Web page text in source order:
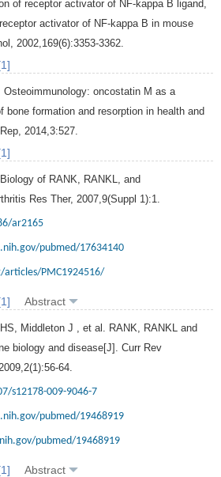
of receptor activator of NF-kappa B ligand,
activator of NF-kappa B in mouse
2002 169(6):3353-3362.
. Osteoimmunology: oncostatin M as a
bone formation and resorption in health and
2014 3:527.
Biology of RANK, RANKL, and
Res Ther, 2007 9(Suppl 1):1.
ar2165
pubmed/17634140
PMC1924516/
Abstract
HS Middleton J , et al. RANK, RANKL and
biology and disease[J]. Curr Rev
2009 2(1):56-64.
s12178-009-9046-7
pubmed/19468919
pubmed/19468919
Abstract